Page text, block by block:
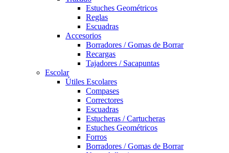
Estuches Geométricos
Reglas
Escuadras
Accesorios
Borradores / Gomas de Borrar
Recargas
Tajadores / Sacapuntas
Escolar
Útiles Escolares
Compases
Correctores
Escuadras
Estucheras / Cartucheras
Estuches Geométricos
Forros
Borradores / Gomas de Borrar